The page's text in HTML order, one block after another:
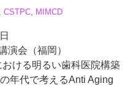
CSTPC, MIMCD
演会（福岡）
おける明るい歯科医院構築
年代で考えるAnti Aging